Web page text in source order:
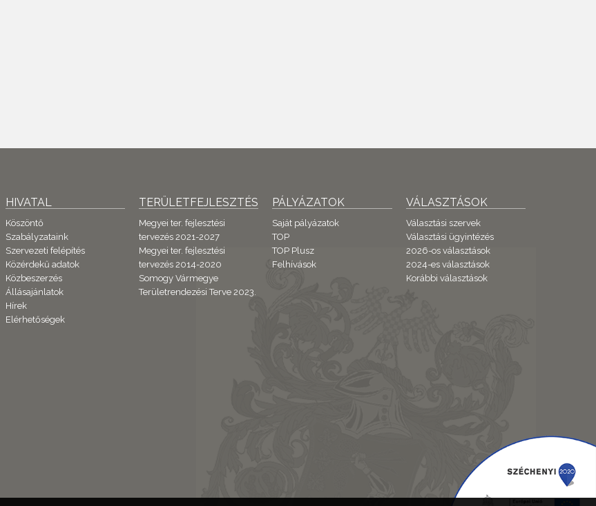
HIVATAL
Köszöntő
Szabályzataink
Szervezeti felépítés
Közérdekű adatok
Közbeszerzés
Állásajánlatok
Hírek
Elérhetőségek
TERÜLETFEJLESZTÉS
Megyei ter. fejlesztési
tervezés 2021-2027
Megyei ter. fejlesztési
tervezés 2014-2020
Somogy Vármegye
Területrendezési Terve 2023.
PÁLYÁZATOK
Saját pályázatok
TOP
TOP Plusz
Felhívások
VÁLASZTÁSOK
Választási szervek
Választási ügyintézés
2026-os választások
2024-es választások
Korábbi választások